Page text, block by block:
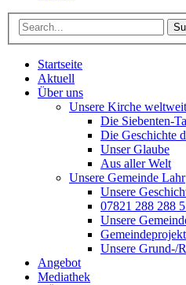
Startseite
Aktuell
Über uns
Unsere Kirche weltweit
Die Siebenten-
Die Geschichte
Unser Glaube
Aus aller Welt
Unsere Gemeinde Lahr
Unsere
07821 288 288
Unsere
Unsere Grund-/
Angebot
Mediathek